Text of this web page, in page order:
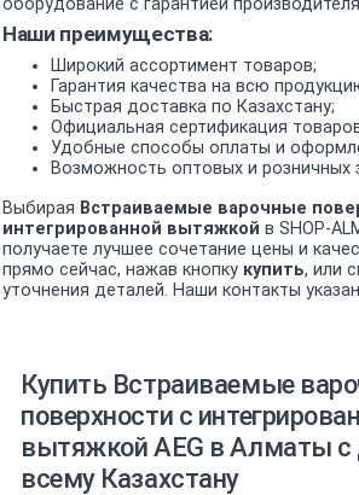
оборудование с гарантией
Наши преимущества:
Широкий ассортимент товаров;
Гарантия качества на всю
Быстрая доставка по Казахстану;
Официальная сертификация
Удобные способы оплаты и
Возможность оптовых и розничных
Выбирая Встраиваемые варочные
интегрированной вытяжкой в SHOP-
получаете лучшее сочетание цены и
прямо сейчас, нажав кнопку купить, или
уточнения деталей. Наши контакты
Купить Встраиваемые
поверхности с
вытяжкой AEG в Алматы с
всему Казахстану